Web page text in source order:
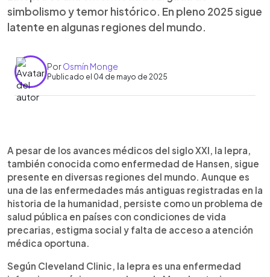
simbolismo y temor histórico. En pleno 2025 sigue
latente en algunas regiones del mundo.
PorOsmín Monge
Publicado el 04 de mayo de 2025
Escuchar artículo
A pesar de los avances médicos del siglo XXI, la lepra,
también conocida como enfermedad de Hansen, sigue
presente en diversas regiones del mundo. Aunque es
una de las enfermedades más antiguas registradas en la
historia de la humanidad, persiste como un problema de
salud pública en países con condiciones de vida
precarias, estigma social y falta de acceso a atención
médica oportuna.
Según Cleveland Clinic, la lepra es una enfermedad